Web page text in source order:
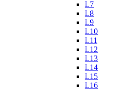
L7
L8
L9
L10
L11
L12
L13
L14
L15
L16